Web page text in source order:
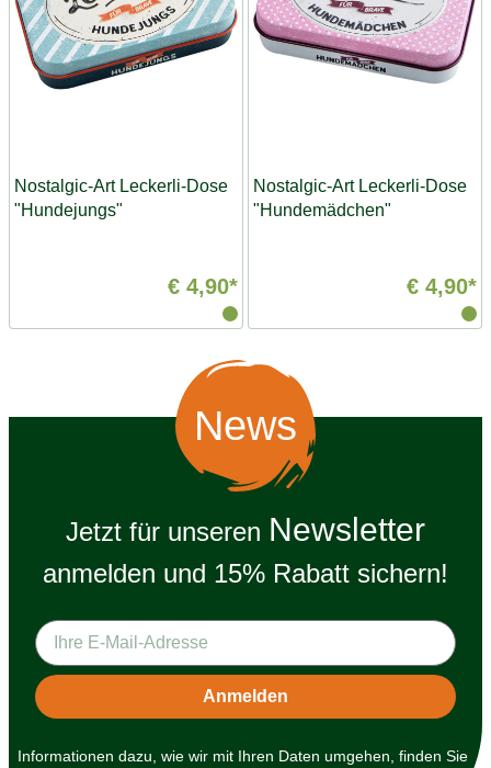
Nostalgic-Art Leckerli-Dose
"Hundejungs"
€ 4,90*
Nostalgic-Art Leckerli-Dose
"Hundemädchen"
€ 4,90*
News
Jetzt für unseren Newsletter
anmelden und 15% Rabatt sichern!
Informationen dazu, wie wir mit Ihren Daten umgehen, finden Sie